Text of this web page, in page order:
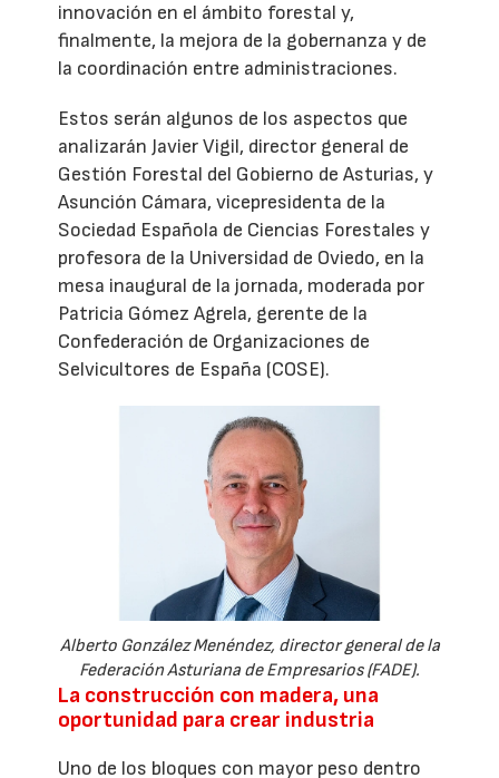
innovación en el ámbito forestal y,
finalmente, la mejora de la gobernanza y de
la coordinación entre administraciones.
Estos serán algunos de los aspectos que
analizarán Javier Vigil, director general de
Gestión Forestal del Gobierno de Asturias, y
Asunción Cámara, vicepresidenta de la
Sociedad Española de Ciencias Forestales y
profesora de la Universidad de Oviedo, en la
mesa inaugural de la jornada, moderada por
Patricia Gómez Agrela, gerente de la
Confederación de Organizaciones de
Selvicultores de España (COSE).
Alberto González Menéndez, director general de la
Federación Asturiana de Empresarios (FADE).
La construcción con madera, una
oportunidad para crear industria
Uno de los bloques con mayor peso dentro